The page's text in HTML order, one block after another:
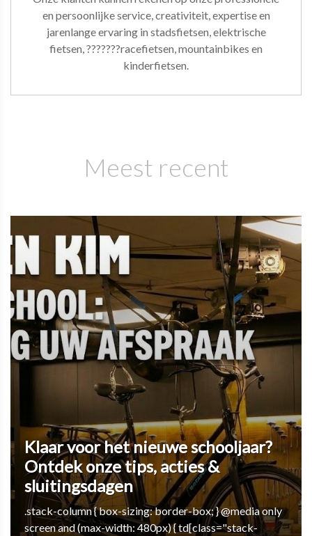
en persoonlijke service, creativiteit, expertise en
jarenlange ervaring in stadsfietsen, elektrische
fietsen, ???????racefietsen, mountainbikes en
kinderfietsen.
Meest recent
Klaar voor het nieuwe schooljaar?
Ontdek onze tips, acties &
sluitingsdagen
.stack-column { box-sizing: border-box; } @media only
screen and (max-width: 480px) { td[class="stack-